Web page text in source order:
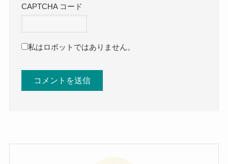
CAPTCHA コード
私はロボットではありません。